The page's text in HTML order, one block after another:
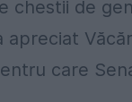
chestii de
apreciat
care